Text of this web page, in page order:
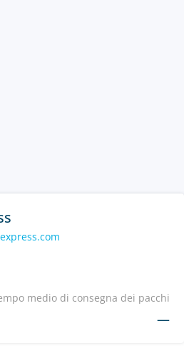
medio di consegna dei pacchi
—